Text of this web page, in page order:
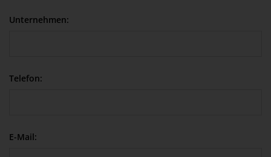
Unternehmen:
Telefon:
E-Mail: